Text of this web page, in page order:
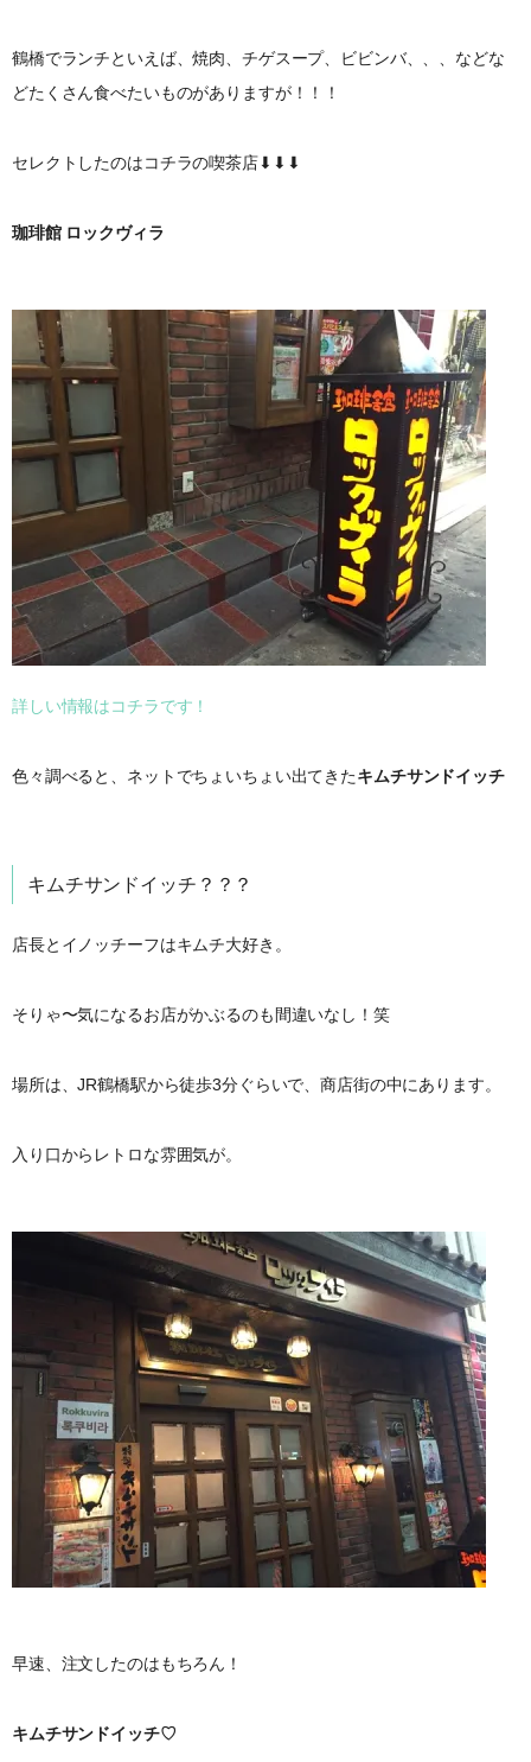
鶴橋でランチといえば、焼肉、チゲスープ、ビビンバ、、、などな
どたくさん食べたいものがありますが！！！
セレクトしたのはコチラの喫茶店⬇︎⬇︎⬇︎
珈琲館 ロックヴィラ
詳しい情報はコチラです！
色々調べると、ネットでちょいちょい出てきたキムチサンドイッチ
キムチサンドイッチ？？？
店長とイノッチーフはキムチ大好き。
そりゃ〜気になるお店がかぶるのも間違いなし！笑
場所は、JR鶴橋駅から徒歩3分ぐらいで、商店街の中にあります。
入り口からレトロな雰囲気が。
早速、注文したのはもちろん！
キムチサンドイッチ♡